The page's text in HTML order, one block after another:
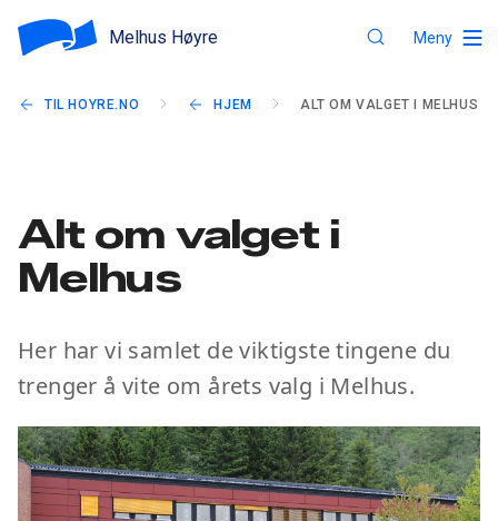
Melhus Høyre Meny
TIL HOYRE.NO HJEM ALT OM VALGET I MELHUS
Alt om valget i
Melhus
Her har vi samlet de viktigste tingene du
trenger å vite om årets valg i Melhus.